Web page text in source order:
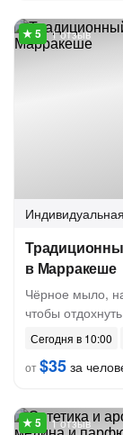
1 отзыв
Индивидуальная
в Марракеше
Чёрное мыло,
чтобы
Сегодня в 10:00
от$35 за
1 отзыв